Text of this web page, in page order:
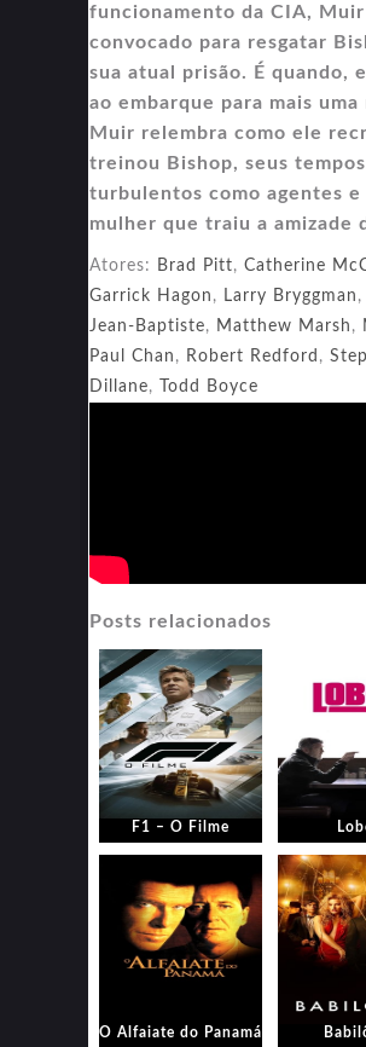
funcionamento da CIA, Muir
convocado para resgatar
sua atual prisão. É quando,
ao embarque para mais uma
Muir relembra como ele
treinou Bishop, seus tempos
turbulentos como agentes e
mulher que traiu a amizade
Atores: Brad Pitt, Catherine
Garrick Hagon , Larry Bryggman ,
Jean-Baptiste, Matthew Marsh ,
Paul Chan , Robert Redford ,
Dillane, Todd Boyce
Posts relacionados
F1 – O Filme
O Alfaiate do Panamá